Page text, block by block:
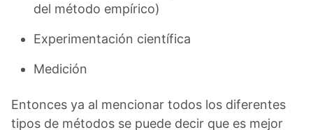
del método empírico)
Experimentación científica
Medición
Entonces ya al mencionar todos los diferentes
tipos de métodos se puede decir que es mejor